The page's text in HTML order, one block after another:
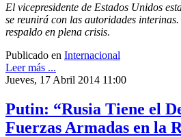
El vicepresidente de Estados Unidos
se reunirá con las autoridades
respaldo en plena crisis.
Publicado en Internacional
Leer más ...
Jueves, 17 Abril 2014 11:00
Putin: “Rusia Tiene el
Fuerzas Armadas en la